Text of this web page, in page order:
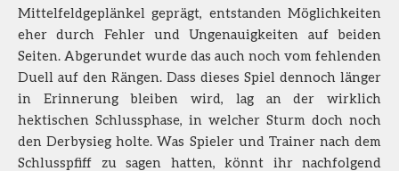
Mittelfeldgeplänkel geprägt, entstanden Möglichkeiten
eher durch Fehler und Ungenauigkeiten auf beiden
Seiten. Abgerundet wurde das auch noch vom fehlenden
Duell auf den Rängen. Dass dieses Spiel dennoch länger
in Erinnerung bleiben wird, lag an der wirklich
hektischen Schlussphase, in welcher Sturm doch noch
den Derbysieg holte. Was Spieler und Trainer nach dem
Schlusspfiff zu sagen hatten, könnt ihr nachfolgend